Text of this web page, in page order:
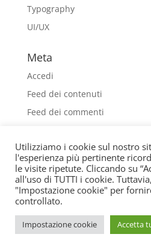
Typography
UI/UX
Meta
Accedi
Feed dei contenuti
Feed dei commenti
® © ARTE CASA COLOSIO
-25010 Borgosatollo (BS)
Utilizziamo i cookie sul nostro
l'esperienza più pertinente
le visite ripetute. Cliccando su
all'uso di TUTTI i cookie.
"Impostazione cookie" per
controllato.
Impostazione cookie Accetta